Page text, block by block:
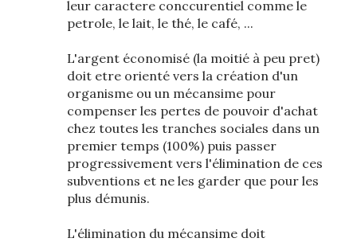
leur caractere conccurentiel comme le
petrole, le lait, le thé, le café, ...
L'argent économisé (la moitié à peu pret)
doit etre orienté vers la création d'un
organisme ou un mécansime pour
compenser les pertes de pouvoir d'achat
chez toutes les tranches sociales dans un
premier temps (100%) puis passer
progressivement vers l'élimination de ces
subventions et ne les garder que pour les
plus démunis.
L'élimination du mécansime doit